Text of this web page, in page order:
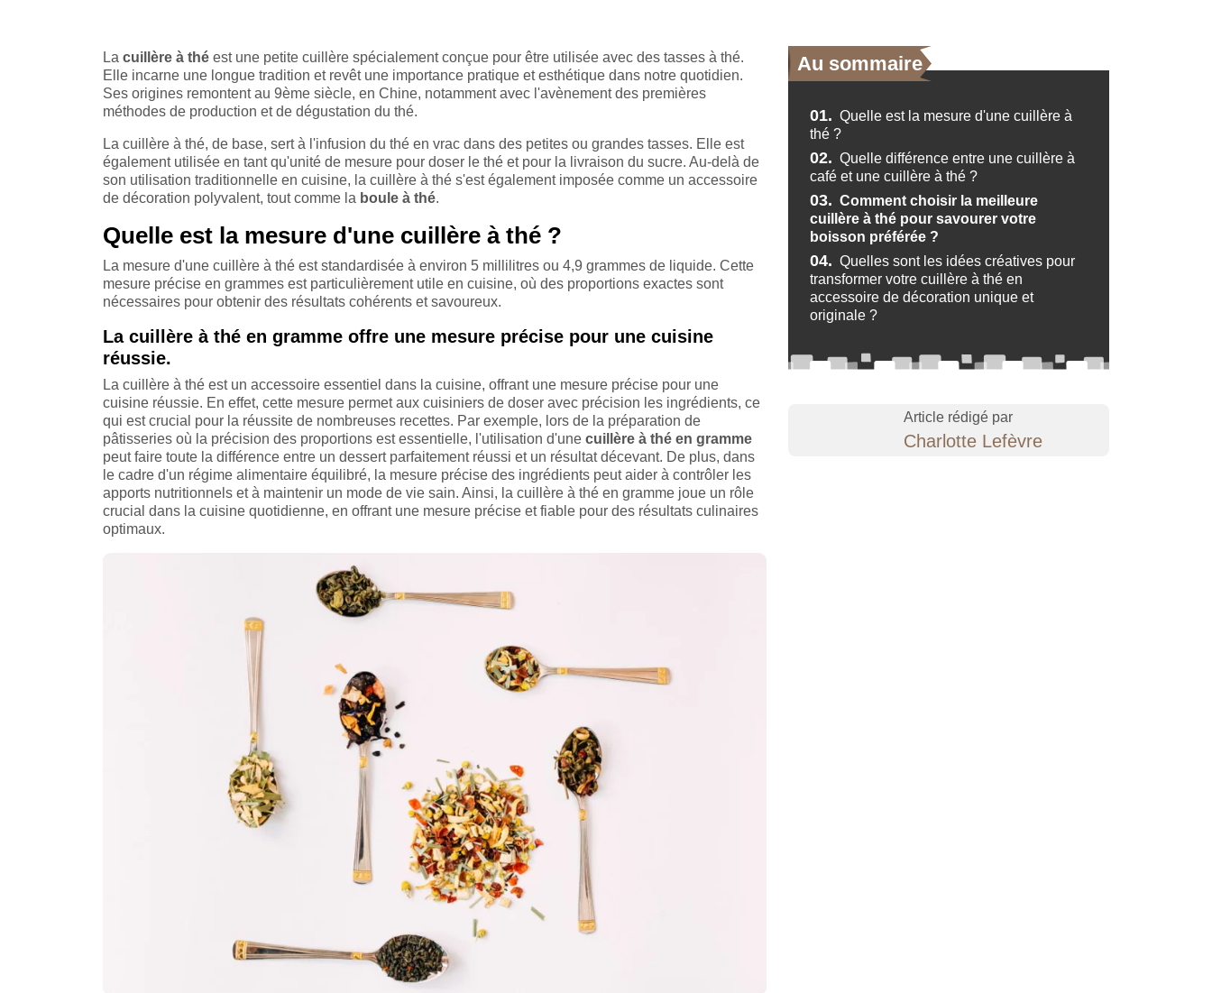
La cuillère à thé est une petite cuillère spécialement conçue pour être utilisée avec des tasses à thé.
Elle incarne une longue tradition et revêt une importance pratique et esthétique dans notre quotidien.
Ses origines remontent au 9ème siècle, en Chine, notamment avec l'avènement des premières
méthodes de production et de dégustation du thé.
La cuillère à thé, de base, sert à l'infusion du thé en vrac dans des petites ou grandes tasses. Elle est
également utilisée en tant qu'unité de mesure pour doser le thé et pour la livraison du sucre. Au-delà de
son utilisation traditionnelle en cuisine, la cuillère à thé s'est également imposée comme un accessoire
de décoration polyvalent, tout comme la boule à thé.
Quelle est la mesure d'une cuillère à thé ?
La mesure d'une cuillère à thé est standardisée à environ 5 millilitres ou 4,9 grammes de liquide. Cette
mesure précise en grammes est particulièrement utile en cuisine, où des proportions exactes sont
nécessaires pour obtenir des résultats cohérents et savoureux.
La cuillère à thé en gramme offre une mesure précise pour une cuisine
réussie.
La cuillère à thé est un accessoire essentiel dans la cuisine, offrant une mesure précise pour une
cuisine réussie. En effet, cette mesure permet aux cuisiniers de doser avec précision les ingrédients, ce
qui est crucial pour la réussite de nombreuses recettes. Par exemple, lors de la préparation de
pâtisseries où la précision des proportions est essentielle, l'utilisation d'une cuillère à thé en gramme
peut faire toute la différence entre un dessert parfaitement réussi et un résultat décevant. De plus, dans
le cadre d'un régime alimentaire équilibré, la mesure précise des ingrédients peut aider à contrôler les
apports nutritionnels et à maintenir un mode de vie sain. Ainsi, la cuillère à thé en gramme joue un rôle
crucial dans la cuisine quotidienne, en offrant une mesure précise et fiable pour des résultats culinaires
optimaux.
Au sommaire
01. Quelle est la mesure d'une cuillère à
thé ?
02. Quelle différence entre une cuillère à
café et une cuillère à thé ?
03. Comment choisir la meilleure
cuillère à thé pour savourer votre
boisson préférée ?
04. Quelles sont les idées créatives pour
transformer votre cuillère à thé en
accessoire de décoration unique et
originale ?
Article rédigé par
Charlotte Lefèvre